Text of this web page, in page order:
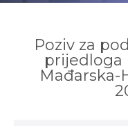
Poziv za
prijedloga
Mađarska-